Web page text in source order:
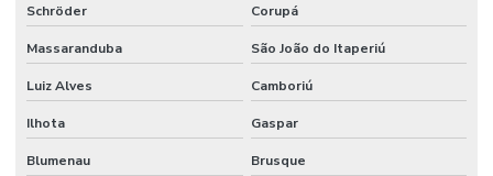
Schröder Corupá
Massaranduba São João do Itaperiú
Luiz Alves Camboriú
Ilhota Gaspar
Blumenau Brusque